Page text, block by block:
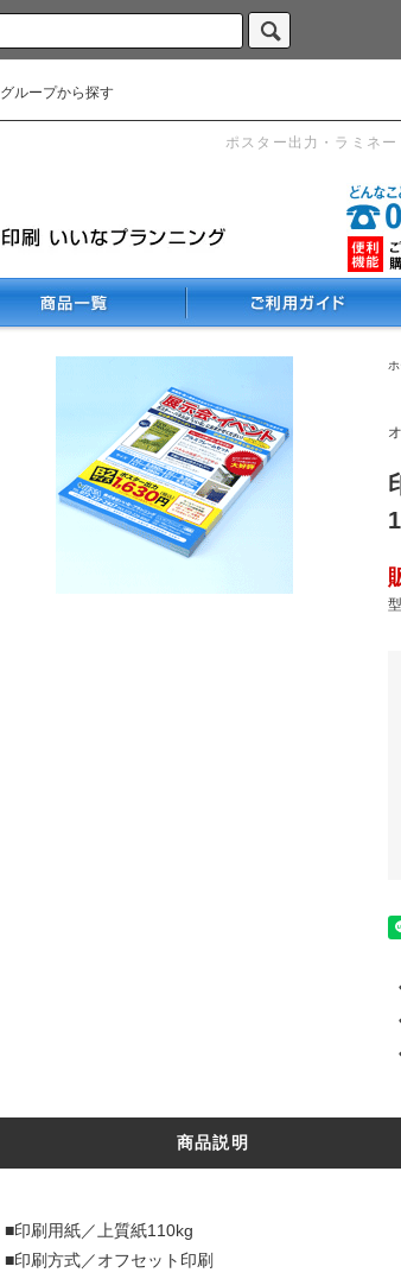
グループから探す
ポスター出力・ラミネ
商品説明
■印刷用紙／上質紙110kg
■印刷方式／オフセット印刷